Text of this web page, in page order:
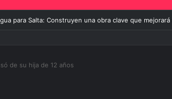
de Salta vive su mayor transformación: Así
de su hija de 12 años